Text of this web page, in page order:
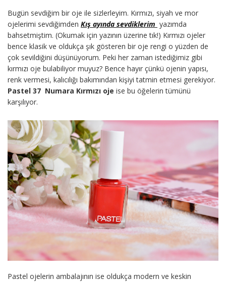
Bugün sevdiğim bir oje ile sizlerleyim. Kırmızı, siyah ve mor
ojelerimi sevdiğimden Kış ayında sevdiklerim yazımda
bahsetmiştim. (Okumak için yazının üzerine tık!) Kırmızı ojeler
bence klasik ve oldukça şık gösteren bir oje rengi o yüzden de
çok sevildiğini düşünüyorum. Peki her zaman istediğimiz gibi
kırmızı oje bulabiliyor muyuz? Bence hayır çünkü ojenin yapısı,
renk vermesi, kalıcılığı bakımından kişiyi tatmin etmesi gerekiyor.
Pastel 37 Numara Kırmızı oje ise bu öğelerin tümünü
karşılıyor.
Pastel ojelerin ambalajının ise oldukça modern ve keskin